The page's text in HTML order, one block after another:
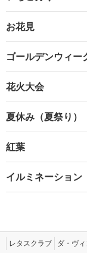
お花見
ゴールデンウィー
花火大会
夏休み（夏祭り）
紅葉
イルミネーション
レタスクラブ ダ・ヴ